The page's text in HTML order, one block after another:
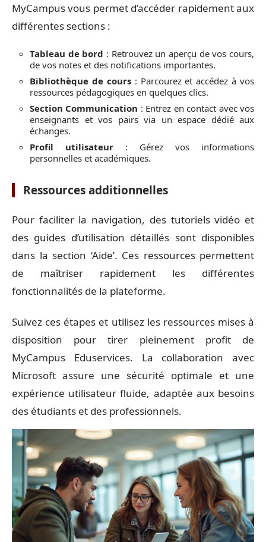
MyCampus vous permet d’accéder rapidement aux
différentes sections :
Tableau de bord : Retrouvez un aperçu de vos cours,
de vos notes et des notifications importantes.
Bibliothèque de cours: Parcourez et accédez à vos
ressources pédagogiques en quelques clics.
Section Communication : Entrez en contact avec vos
enseignants et vos pairs via un espace dédié aux
échanges.
Profil utilisateur : Gérez vos informations
personnelles et académiques.
Ressources additionnelles
Pour faciliter la navigation, des tutoriels vidéo et
des guides d’utilisation détaillés sont disponibles
dans la section ‘Aide’. Ces ressources permettent
de maîtriser rapidement les différentes
fonctionnalités de la plateforme.
Suivez ces étapes et utilisez les ressources mises à
disposition pour tirer pleinement profit de
MyCampus Eduservices. La collaboration avec
Microsoft assure une sécurité optimale et une
expérience utilisateur fluide, adaptée aux besoins
des étudiants et des professionnels.